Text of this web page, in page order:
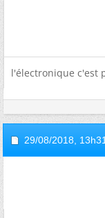
l'électronique c'est
29/08/2018, 13h31